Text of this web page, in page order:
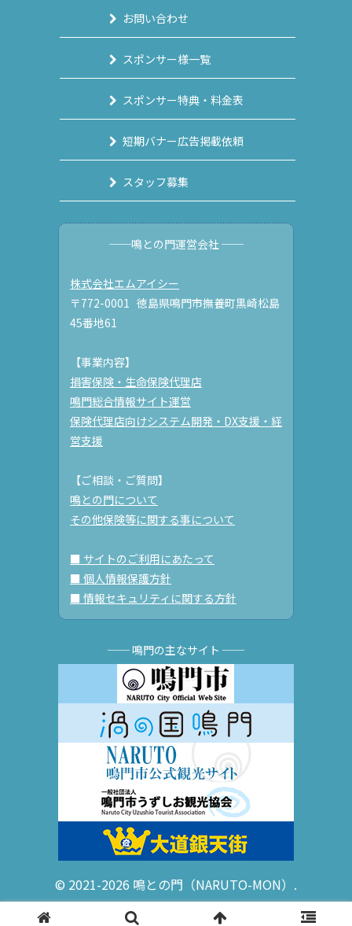
お問い合わせ
スポンサー様一覧
スポンサー特典・料金表
短期バナー広告掲載依頼
スタッフ募集
──鳴との門運営会社 ──
株式会社エムアイシー
〒772-0001 徳島県鳴門市撫養町黒崎松島
45番地61
【事業内容】
損害保険・生命保険代理店
鳴門総合情報サイト運営
保険代理店向けシステム開発・DX支援・経
営支援
【ご相談・ご質問】
鳴との門について
その他保険等に関する事について
■ サイトのご利用にあたって
■ 個人情報保護方針
■ 情報セキュリティに関する方針
── 鳴門の主なサイト ──
© 2021-2026 鳴との門（NARUTO-MON）.